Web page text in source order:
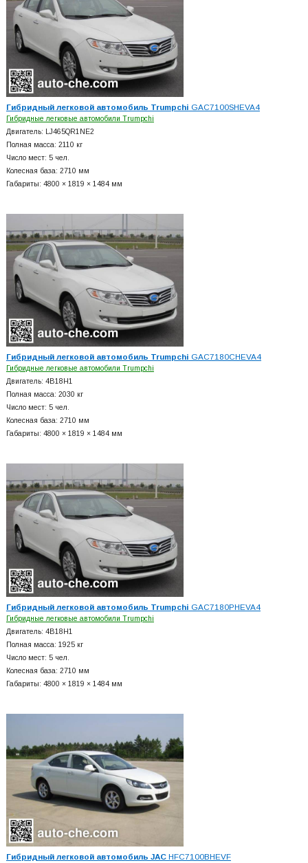
Гибридный легковой автомобиль Trumpchi GAC7100SHEVA4
Гибридные легковые автомобили Trumpchi
Двигатель: LJ465QR1NE2
Полная масса: 2110 кг
Число мест: 5 чел.
Колесная база: 2710 мм
Габариты: 4800 × 1819 × 1484 мм
Гибридный легковой автомобиль Trumpchi GAC7180CHEVA4
Гибридные легковые автомобили Trumpchi
Двигатель: 4B18H1
Полная масса: 2030 кг
Число мест: 5 чел.
Колесная база: 2710 мм
Габариты: 4800 × 1819 × 1484 мм
Гибридный легковой автомобиль Trumpchi GAC7180PHEVA4
Гибридные легковые автомобили Trumpchi
Двигатель: 4B18H1
Полная масса: 1925 кг
Число мест: 5 чел.
Колесная база: 2710 мм
Габариты: 4800 × 1819 × 1484 мм
Гибридный легковой автомобиль JACHFC7100BHEVF